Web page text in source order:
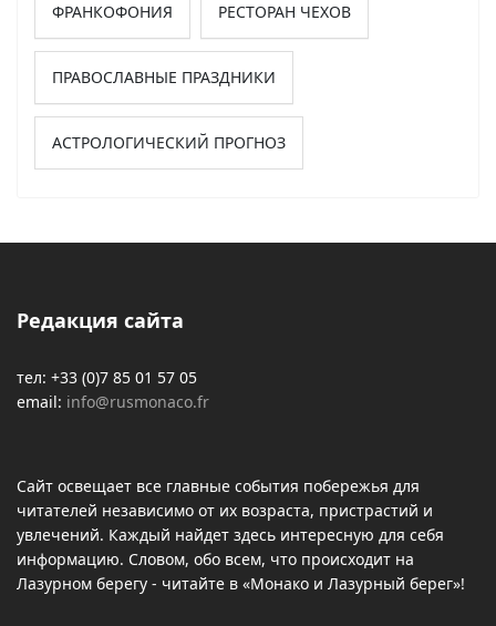
ФРАНКОФОНИЯ РЕСТОРАН ЧЕХОВ
ПРАВОСЛАВНЫЕ ПРАЗДНИКИ
АСТРОЛОГИЧЕСКИЙ ПРОГНОЗ
Редакция сайта
тел: +33 (0)7 85 01 57 05
email: info@rusmonaco.fr
Сайт освещает все главные события побережья для
читателей независимо от их возраста, пристрастий и
увлечений. Каждый найдет здесь интересную для себя
информацию. Словом, обо всем, что происходит на
Лазурном берегу - читайте в «Монако и Лазурный берег»!